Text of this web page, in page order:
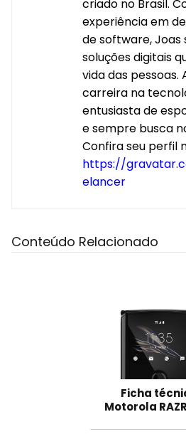
criado no Brasil.
experiência em
de software, Joas
soluções digitais
vida das pessoas.
carreira na
entusiasta de
e sempre busca
Confira seu perfil
https://
elancer
Conteúdo Relacionado
Ficha
Motorola